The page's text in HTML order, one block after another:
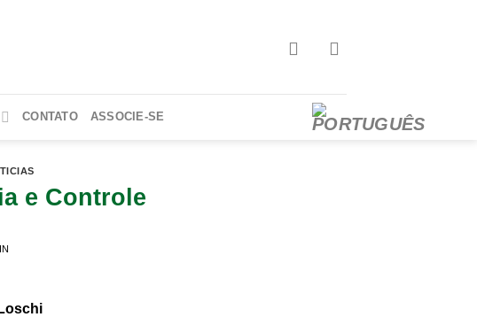
CONTATO ASSOCIE-SE
e Controle